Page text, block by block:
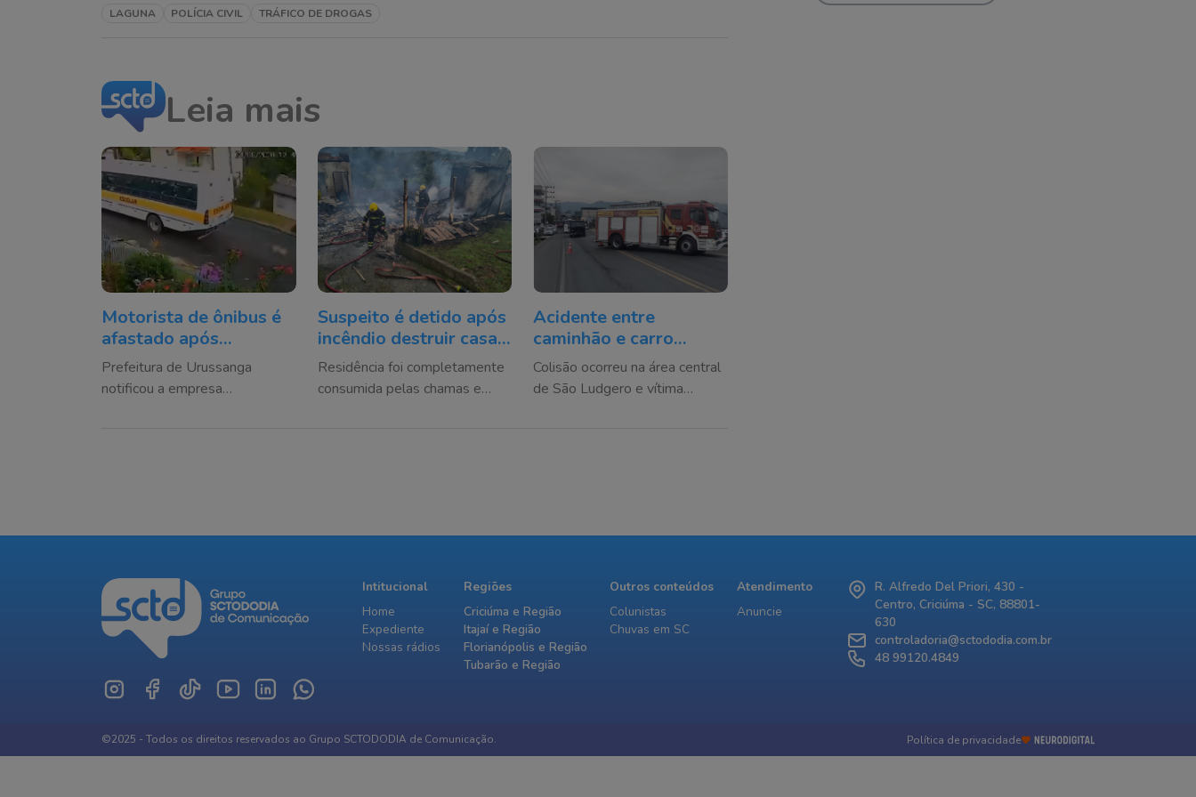
LAGUNA POLÍCIA CIVIL TRÁFICO DE DROGAS
Leia mais
Motorista de ônibus é
afastado após
atropelamento de
cachorro em cidade de
Prefeitura de Urussanga
notificou a empresa
Suspeito é detido após
incêndio destruir casa
no Vale do Itajaí
Residência foi completamente
consumida pelas chamas e
Acidente entre
caminhão e carro
mobiliza bombeiros e
deixa motorista ferido
no Sul de SC
Colisão ocorreu na área central
de São Ludgero e vítima
Intitucional
Home
Expediente
Nossas rádios
Regiões
Criciúma e Região
Itajaí e Região
Florianópolis e Região
Tubarão e Região
Outros conteúdos
Colunistas
Chuvas em SC
Atendimento
Anuncie
R. Alfredo Del Priori, 430 -
Centro, Criciúma - SC, 88801-
630
controladoria@sctododia.com.br
48 99120.4849
©2025 - Todos os direitos reservados ao Grupo SCTODODIA de Comunicação. Política de privacidade